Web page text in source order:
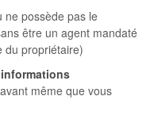
ne possède pas le
être un agent mandaté
du propriétaire)
informations
même que vous